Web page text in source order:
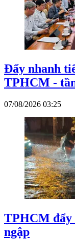
Đẩy nhanh
TPHCM -
07/08/2026 03:25
TPHCM đẩy
ngập